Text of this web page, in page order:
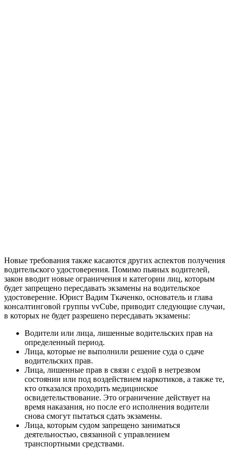
Новые требования также касаются других аспектов получения
водительского удостоверения. Помимо пьяных водителей,
закон вводит новые ограничения и категории лиц, которым
будет запрещено пересдавать экзамены на водительское
удостоверение. Юрист Вадим Ткаченко, основатель и глава
консалтинговой группы vvCube, приводит следующие случаи,
в которых не будет разрешено пересдавать экзамены:
Водители или лица, лишенные водительских прав на
определенный период.
Лица, которые не выполнили решение суда о сдаче
водительских прав.
Лица, лишенные прав в связи с ездой в нетрезвом
состоянии или под воздействием наркотиков, а также те,
кто отказался проходить медицинское
освидетельствование. Это ограничение действует на
время наказания, но после его исполнения водители
снова смогут пытаться сдать экзамены.
Лица, которым судом запрещено заниматься
деятельностью, связанной с управлением
транспортными средствами.